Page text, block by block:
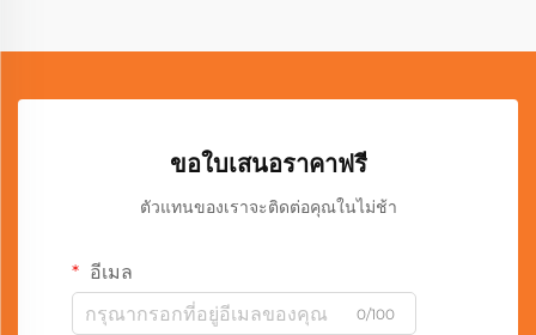
ขอใบเสนอราคาฟรี
ตัวแทนของเราจะติดต่อคุณในไม่ช้า
อีเมล
0/100